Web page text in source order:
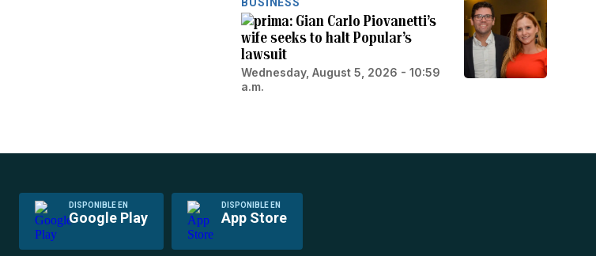
Gian Carlo Piovanetti’s
wife seeks to halt Popular’s
lawsuit
Wednesday, August 5, 2026 - 10:59
a.m.
DISPONIBLE EN
Google Play
DISPONIBLE EN
App Store